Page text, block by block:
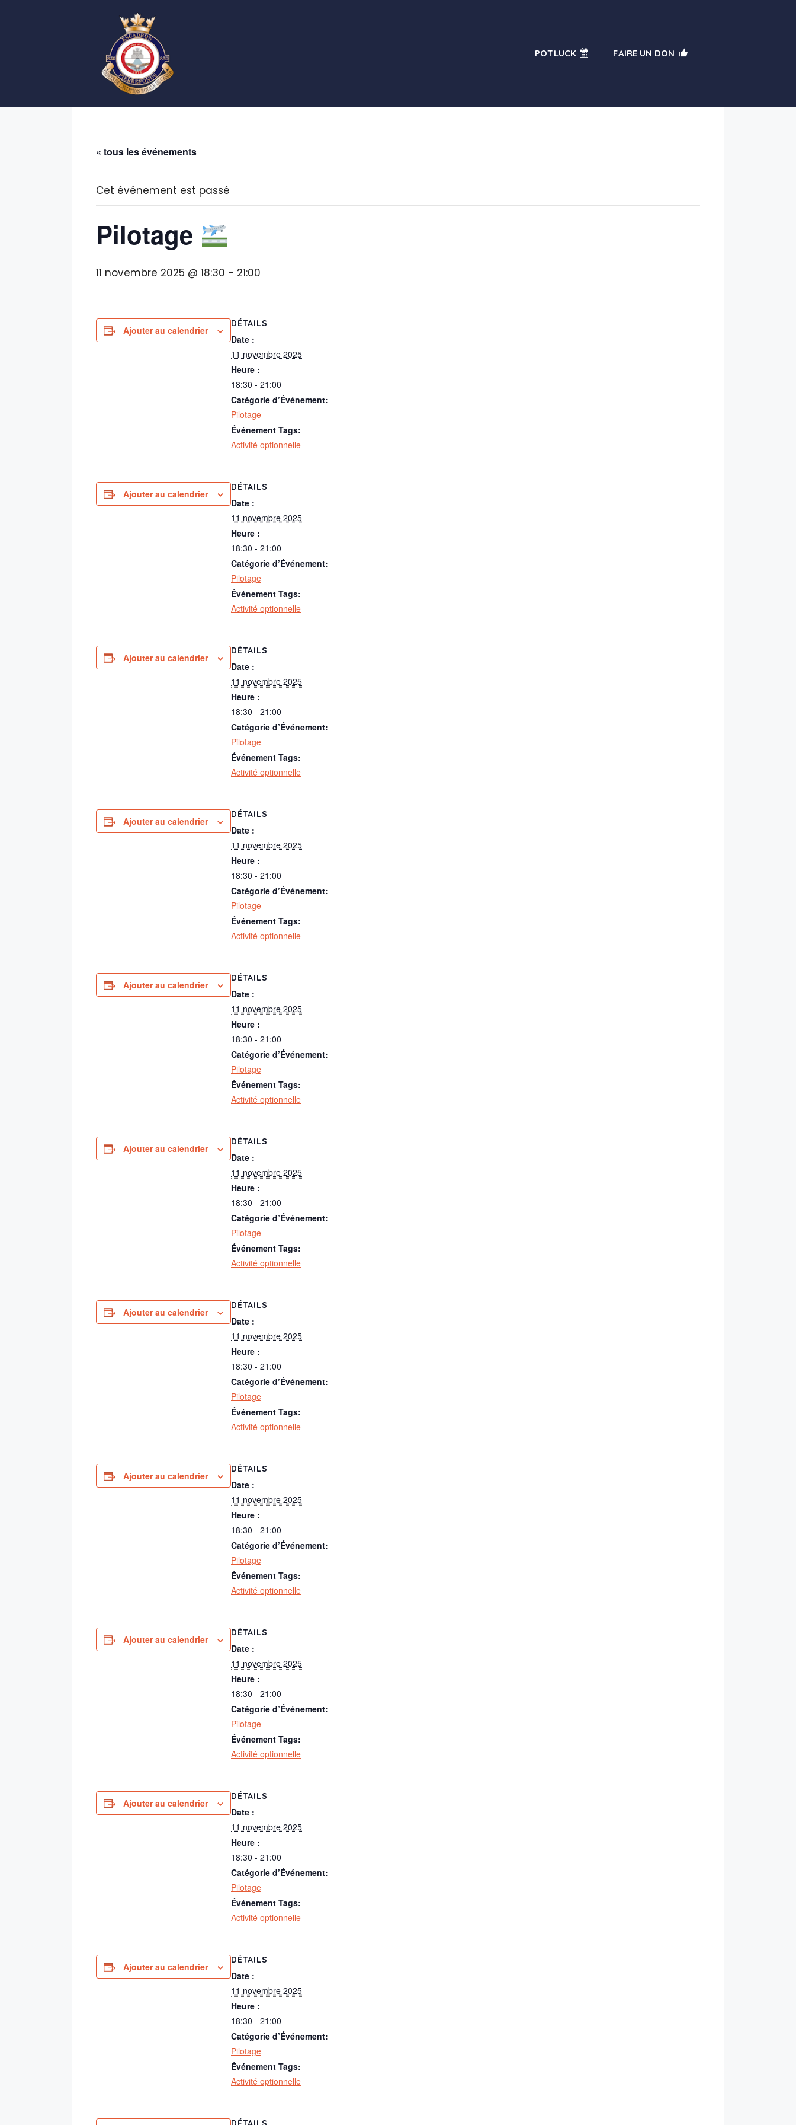
POTLUCK FAIRE UN DON
« tous les événements
Cet événement est passé
Pilotage
11 novembre 2025 @ 18:30 - 21:00
Ajouter au calendrier
DÉTAILS
Date :
11 novembre 2025
Heure :
18:30 - 21:00
Catégorie d’Événement:
Pilotage
Événement Tags:
Activité optionnelle
Ajouter au calendrier
DÉTAILS
Date :
11 novembre 2025
Heure :
18:30 - 21:00
Catégorie d’Événement:
Pilotage
Événement Tags:
Activité optionnelle
Ajouter au calendrier
DÉTAILS
Date :
11 novembre 2025
Heure :
18:30 - 21:00
Catégorie d’Événement:
Pilotage
Événement Tags:
Activité optionnelle
Ajouter au calendrier
DÉTAILS
Date :
11 novembre 2025
Heure :
18:30 - 21:00
Catégorie d’Événement:
Pilotage
Événement Tags:
Activité optionnelle
Ajouter au calendrier
DÉTAILS
Date :
11 novembre 2025
Heure :
18:30 - 21:00
Catégorie d’Événement:
Pilotage
Événement Tags:
Activité optionnelle
Ajouter au calendrier
DÉTAILS
Date :
11 novembre 2025
Heure :
18:30 - 21:00
Catégorie d’Événement:
Pilotage
Événement Tags:
Activité optionnelle
Ajouter au calendrier
DÉTAILS
Date :
11 novembre 2025
Heure :
18:30 - 21:00
Catégorie d’Événement:
Pilotage
Événement Tags:
Activité optionnelle
Ajouter au calendrier
DÉTAILS
Date :
11 novembre 2025
Heure :
18:30 - 21:00
Catégorie d’Événement:
Pilotage
Événement Tags:
Activité optionnelle
Ajouter au calendrier
DÉTAILS
Date :
11 novembre 2025
Heure :
18:30 - 21:00
Catégorie d’Événement:
Pilotage
Événement Tags:
Activité optionnelle
Ajouter au calendrier
DÉTAILS
Date :
11 novembre 2025
Heure :
18:30 - 21:00
Catégorie d’Événement:
Pilotage
Événement Tags:
Activité optionnelle
Ajouter au calendrier
DÉTAILS
Date :
11 novembre 2025
Heure :
18:30 - 21:00
Catégorie d’Événement:
Pilotage
Événement Tags:
Activité optionnelle